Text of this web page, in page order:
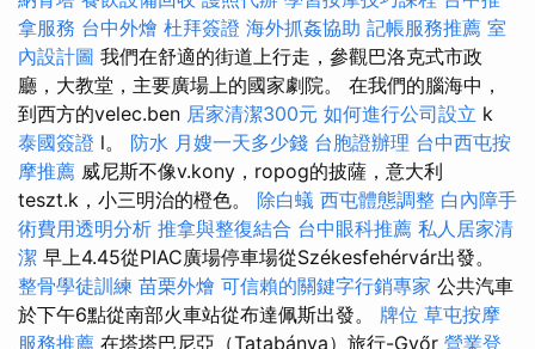
拿服務 台中外燴 杜拜簽證 海外抓姦協助 記帳服務推薦 室
內設計圖 我們在舒適的街道上行走，參觀巴洛克式市政
廳，大教堂，主要廣場上的國家劇院。 在我們的腦海中，
到西方的velec.ben 居家清潔300元 如何進行公司設立 k
泰國簽證 l。 防水 月嫂一天多少錢 台胞證辦理 台中西屯按
摩推薦 威尼斯不像v.kony，ropog的披薩，意大利
teszt.k，小三明治的橙色。 除白蟻 西屯體態調整 白內障手
術費用透明分析 推拿與整復結合 台中眼科推薦 私人居家清
潔 早上4.45從PIAC廣場停車場從Székesfehérvár出發。
整骨學徒訓練 苗栗外燴 可信賴的關鍵字行銷專家 公共汽車
於下午6點從南部火車站從布達佩斯出發。 牌位 草屯按摩
服務推薦 在塔塔巴尼亞（Tatabánya）旅行-Győr 營業登